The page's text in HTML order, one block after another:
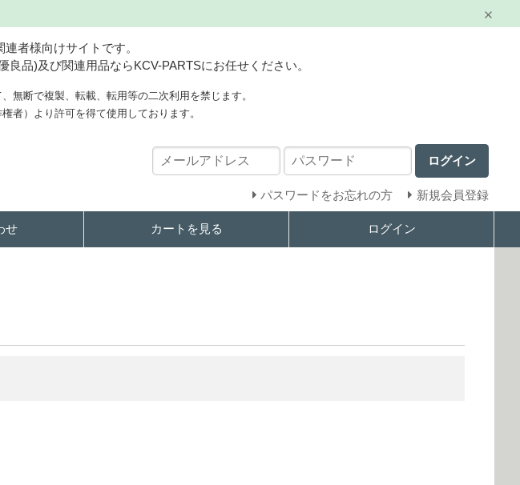
者様向けサイトです。
品)及び関連用品ならKCV-PARTSにお任せください。
無断で複製、転載、転用等の二次利用を禁じます。
者）より許可を得て使用しております。
ログイン
パスワードをお忘れの方 新規会員登録
せ カートを見る ログイン